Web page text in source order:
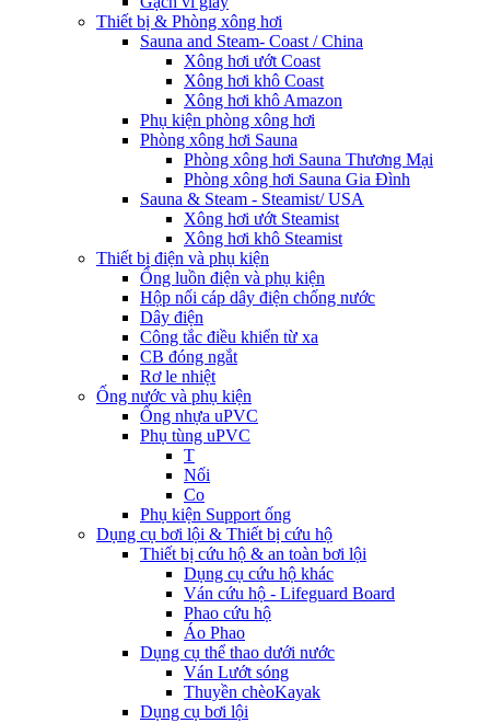
Thiết bị & Phòng xông hơi
Sauna and Steam- Coast / China
Xông hơi ướt Coast
Xông hơi khô Coast
Xông hơi khô Amazon
Phụ kiện phòng xông hơi
Phòng xông hơi Sauna
Phòng xông hơi Sauna Thương Mại
Phòng xông hơi Sauna Gia Đình
Sauna & Steam - Steamist/ USA
Xông hơi ướt Steamist
Xông hơi khô Steamist
Thiết bị điện và phụ kiện
Ống luồn điện và phụ kiện
Hộp nối cáp dây điện chống nước
Dây điện
Công tắc điều khiển từ xa
CB đóng ngắt
Rơ le nhiệt
Ống nước và phụ kiện
Ống nhựa uPVC
Phụ tùng uPVC
T
Nối
Co
Phụ kiện Support ống
Dụng cụ bơi lội & Thiết bị cứu hộ
Thiết bị cứu hộ & an toàn bơi lội
Dụng cụ cứu hộ khác
Ván cứu hộ - Lifeguard Board
Phao cứu hộ
Áo Phao
Dụng cụ thể thao dưới nước
Ván Lướt sóng
Thuyền chèoKayak
Dụng cụ bơi lội